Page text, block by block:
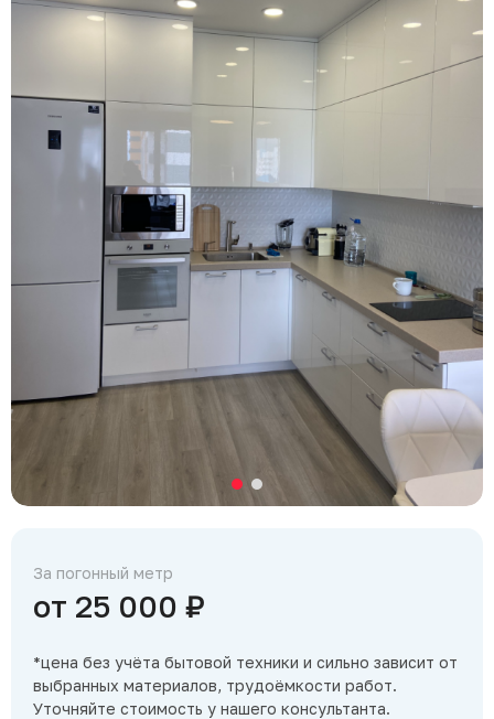
За погонный метр
от 25 000 ₽
*цена без учёта бытовой техники и сильно зависит от
выбранных материалов, трудоёмкости работ.
Уточняйте стоимость у нашего консультанта.